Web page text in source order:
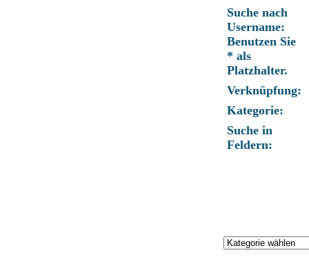
Suche nach
Username:
Benutzen Sie
* als
Platzhalter.
Verknüpfung:
Kategorie:
Suche in
Feldern: